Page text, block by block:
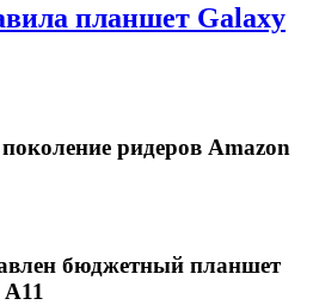
планшет Galaxy
ридеров Amazon
бюджетный планшет